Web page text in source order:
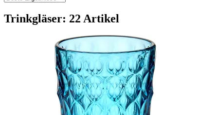
Trinkgläser: 22 Artikel